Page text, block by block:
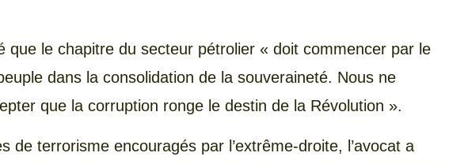
que le chapitre du secteur pétrolier « doit commencer par le
dans la consolidation de la souveraineté. Nous ne
que la corruption ronge le destin de la Révolution ».
de terrorisme encouragés par l’extrême-droite, l’avocat a